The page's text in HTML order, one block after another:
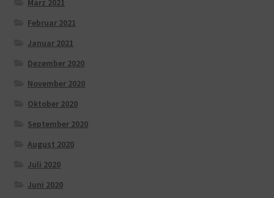
März 2021
Februar 2021
Januar 2021
Dezember 2020
November 2020
Oktober 2020
September 2020
August 2020
Juli 2020
Juni 2020